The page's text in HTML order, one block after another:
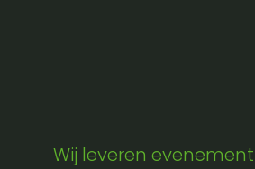
Wij leveren